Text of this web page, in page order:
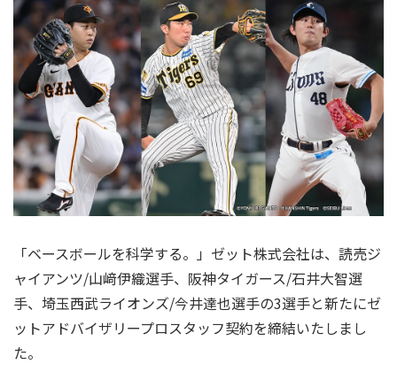
「ベースボールを科学する。」ゼット株式会社は、読売ジ
ャイアンツ/山﨑伊織選手、阪神タイガース/石井大智選
手、埼玉西武ライオンズ/今井達也選手の3選手と新たにゼ
ットアドバイザリープロスタッフ契約を締結いたしまし
た。